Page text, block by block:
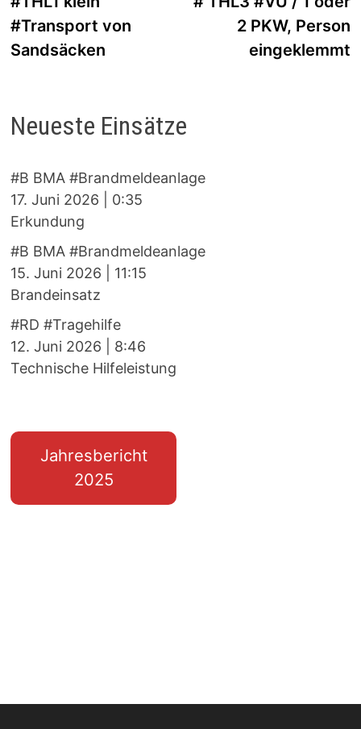
#Transport von
Sandsäcken
2 PKW, Person
eingeklemmt
Neueste Einsätze
#B BMA #Brandmeldeanlage
17. Juni 2026
0:35
Erkundung
#B BMA #Brandmeldeanlage
15. Juni 2026
11:15
Brandeinsatz
#RD #Tragehilfe
12. Juni 2026
8:46
Technische Hilfeleistung
Jahresbericht
2025